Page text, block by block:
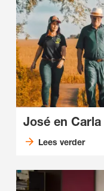
José en
Lees verder